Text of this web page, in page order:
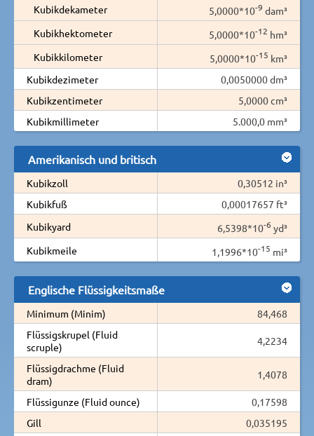
Kubikdekameter
5,0000*10-9 dam³
Kubikhektometer
5,0000*10-12 hm³
Kubikkilometer
5,0000*10-15 km³
Kubikdezimeter
0,0050000 dm³
Kubikzentimeter
5,0000 cm³
Kubikmillimeter
5.000,0 mm³
Amerikanisch und britisch
Kubikzoll
0,30512 in³
Kubikfuß
0,00017657 ft³
Kubikyard
6,5398*10-6 yd³
Kubikmeile
1,1996*10-15 mi³
Englische Flüssigkeitsmaße
Minimum (Minim)
84,468
Flüssigskrupel (Fluid
scruple)
4,2234
Flüssigdrachme (Fluid
dram)
1,4078
Flüssigunze (Fluid ounce)
0,17598
Gill
0,035195